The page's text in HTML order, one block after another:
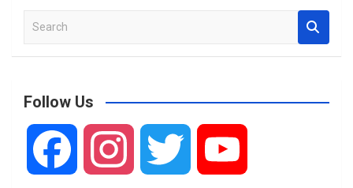
a
c
Follow Us